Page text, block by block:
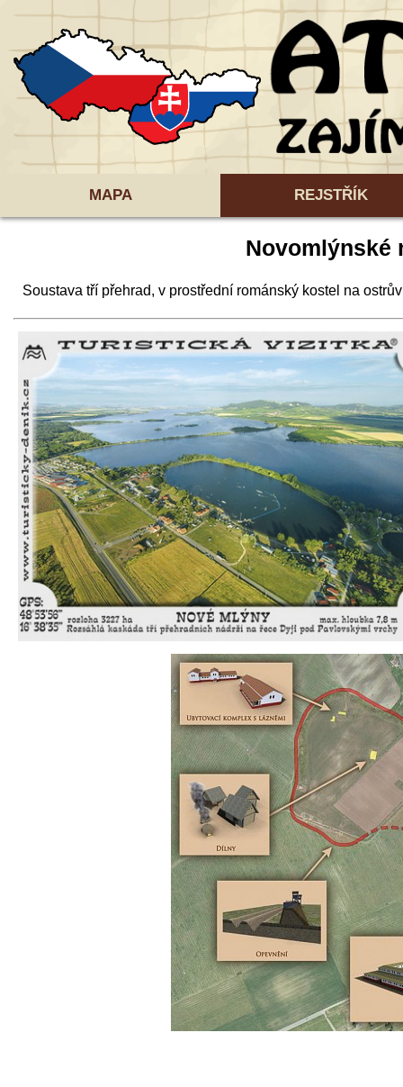
MAPA REJSTŘÍK
Novomlýnské
Soustava tří přehrad, v prostřední románský kostel na